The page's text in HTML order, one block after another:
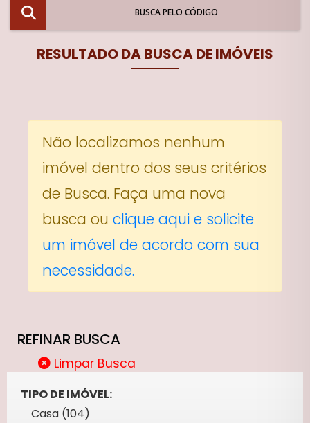
BUSCA PELO CÓDIGO
RESULTADO DA BUSCA DE IMÓVEIS
Não localizamos nenhum
imóvel dentro dos seus critérios
de Busca. Faça uma nova
busca ou clique aqui e solicite
um imóvel de acordo com sua
necessidade.
REFINAR BUSCA
Limpar Busca
TIPO DE IMÓVEL:
Casa (104)